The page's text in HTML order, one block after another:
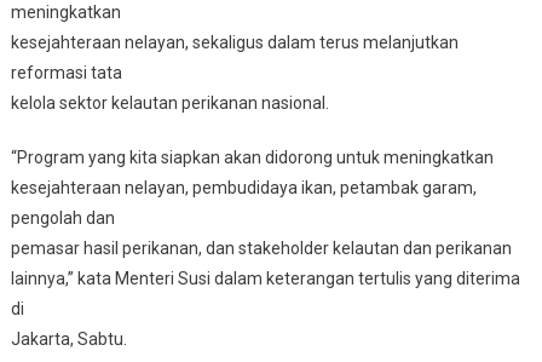
meningkatkan
kesejahteraan nelayan, sekaligus dalam terus melanjutkan
reformasi tata
kelola sektor kelautan perikanan nasional.
“Program yang kita siapkan akan didorong untuk meningkatkan
kesejahteraan nelayan, pembudidaya ikan, petambak garam,
pengolah dan
pemasar hasil perikanan, dan stakeholder kelautan dan perikanan
lainnya,” kata Menteri Susi dalam keterangan tertulis yang diterima
di
Jakarta, Sabtu.